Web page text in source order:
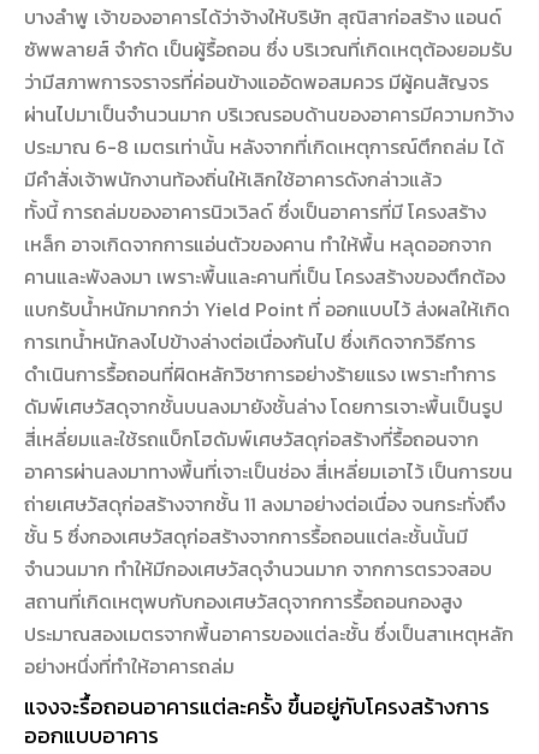
บางลำพู เจ้าของอาคารได้ว่าจ้างให้บริษัท สุณิสาก่อสร้าง แอนด์
ซัพพลายส์ จำกัด เป็นผู้รื้อถอน ซึ่ง บริเวณที่เกิดเหตุต้องยอมรับ
ว่ามีสภาพการจราจรที่ค่อนข้างแออัดพอสมควร มีผู้คนสัญจร
ผ่านไปมาเป็นจำนวนมาก บริเวณรอบด้านของอาคารมีความกว้าง
ประมาณ 6-8 เมตรเท่านั้น หลังจากที่เกิดเหตุการณ์ตึกถล่ม ได้
มีคำสั่งเจ้าพนักงานท้องถิ่นให้เลิกใช้อาคารดังกล่าวแล้ว
ทั้งนี้ การถล่มของอาคารนิวเวิลด์ ซึ่งเป็นอาคารที่มี โครงสร้าง
เหล็ก อาจเกิดจากการแอ่นตัวของคาน ทำให้พื้น หลุดออกจาก
คานและพังลงมา เพราะพื้นและคานที่เป็น โครงสร้างของตึกต้อง
แบกรับน้ำหนักมากกว่า Yield Point ที่ ออกแบบไว้ ส่งผลให้เกิด
การเทน้ำหนักลงไปข้างล่างต่อเนื่องกันไป ซึ่งเกิดจากวิธีการ
ดำเนินการรื้อถอนที่ผิดหลักวิชาการอย่างร้ายแรง เพราะทำการ
ดัมพ์เศษวัสดุจากชั้นบนลงมายังชั้นล่าง โดยการเจาะพื้นเป็นรูป
สี่เหลี่ยมและใช้รถแบ็กโฮดัมพ์เศษวัสดุก่อสร้างที่รื้อถอนจาก
อาคารผ่านลงมาทางพื้นที่เจาะเป็นช่อง สี่เหลี่ยมเอาไว้ เป็นการขน
ถ่ายเศษวัสดุก่อสร้างจากชั้น 11 ลงมาอย่างต่อเนื่อง จนกระทั่งถึง
ชั้น 5 ซึ่งกองเศษวัสดุก่อสร้างจากการรื้อถอนแต่ละชั้นนั้นมี
จำนวนมาก ทำให้มีกองเศษวัสดุจำนวนมาก จากการตรวจสอบ
สถานที่เกิดเหตุพบกับกองเศษวัสดุจากการรื้อถอนกองสูง
ประมาณสองเมตรจากพื้นอาคารของแต่ละชั้น ซึ่งเป็นสาเหตุหลัก
อย่างหนึ่งที่ทำให้อาคารถล่ม
แจงจะรื้อถอนอาคารแต่ละครั้ง ขึ้นอยู่กับโครงสร้างการ
ออกแบบอาคาร